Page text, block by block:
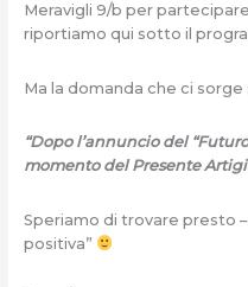
Meravigli 9/b per
riportiamo qui sotto il
Ma la domanda che ci
“Dopo l’annuncio del
momento del Presente
Speriamo di trovare presto
positiva”